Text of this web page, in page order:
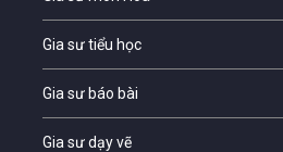
Gia sư tiểu học
Gia sư báo bài
Gia sư dạy vẽ